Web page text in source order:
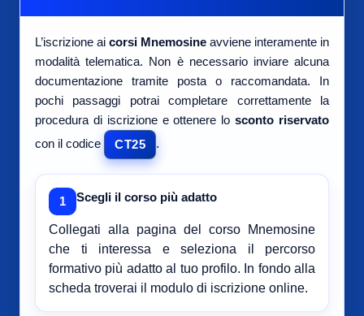
L’iscrizione ai corsi Mnemosine avviene interamente in
modalità telematica. Non è necessario inviare alcuna
documentazione tramite posta o raccomandata. In
pochi passaggi potrai completare correttamente la
procedura di iscrizione e ottenere losconto riservato
con il codice
CT25 .
1 Scegli il corso più adatto
Collegati alla pagina del corso Mnemosine
che ti interessa e seleziona il percorso
formativo più adatto al tuo profilo. In fondo alla
scheda troverai il modulo di iscrizione online.